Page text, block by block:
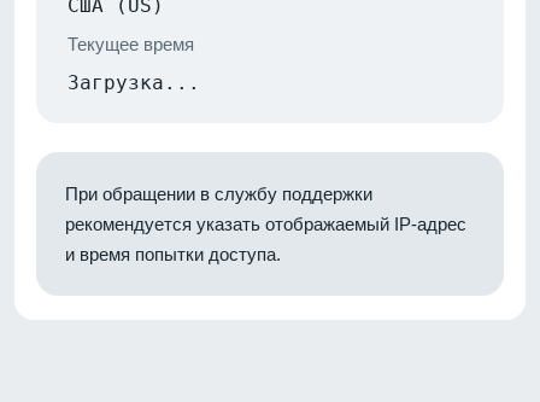
США (US)
Текущее время
Загрузка...
При обращении в службу поддержки
рекомендуется указать отображаемый IP-адрес
и время попытки доступа.